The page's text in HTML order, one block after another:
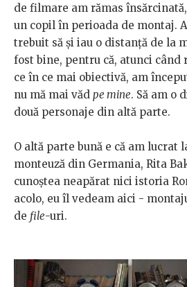
de filmare am rămas
un copil în perioada de montaj.
trebuit să și iau o distanță de la
fost bine, pentru că, atunci când
ce în ce mai obiectivă, am
nu mă mai văd pe mine. Să am o
două personaje din altă parte.
O altă parte bună e că am lucrat
monteuză din Germania, Rita
cunoștea neapărat nici istoria
acolo, eu îl vedeam aici -
de file-uri.